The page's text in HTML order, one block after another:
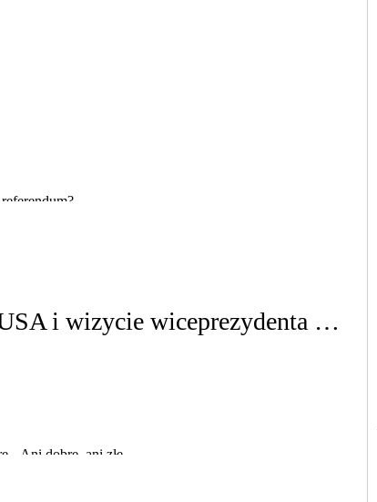
Opinie o stosunkach Polska - USA i wizycie wiceprezydenta George‘a Busha w Polsce
- Ani dobre, ani złe